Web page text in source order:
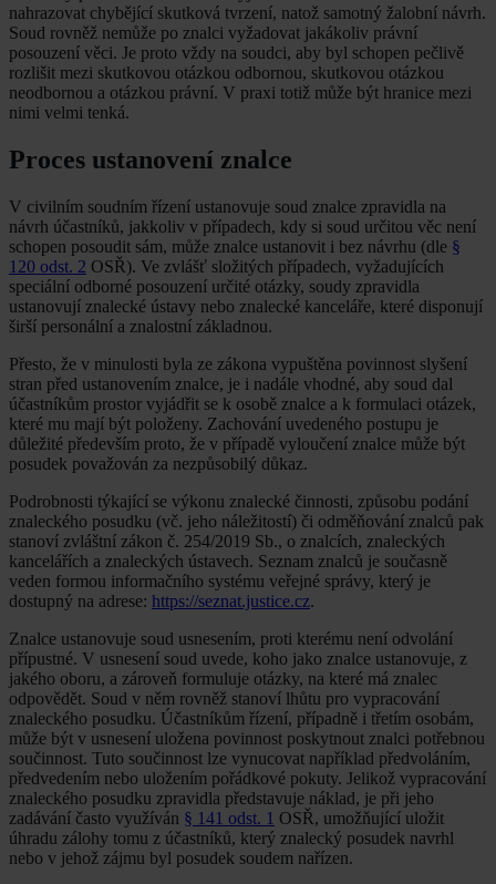
nahrazovat chybějící skutková tvrzení, natož samotný žalobní návrh.
Soud rovněž nemůže po znalci vyžadovat jakákoliv právní
posouzení věci. Je proto vždy na soudci, aby byl schopen pečlivě
rozlišit mezi skutkovou otázkou odbornou, skutkovou otázkou
neodbornou a otázkou právní. V praxi totiž může být hranice mezi
nimi velmi tenká.
Proces ustanovení znalce
V civilním soudním řízení ustanovuje soud znalce zpravidla na
návrh účastníků, jakkoliv v případech, kdy si soud určitou věc není
schopen posoudit sám, může znalce ustanovit i bez návrhu (dle §
120 odst. 2 OSŘ). Ve zvlášť složitých případech, vyžadujících
speciální odborné posouzení určité otázky, soudy zpravidla
ustanovují znalecké ústavy nebo znalecké kanceláře, které disponují
širší personální a znalostní základnou.
Přesto, že v minulosti byla ze zákona vypuštěna povinnost slyšení
stran před ustanovením znalce, je i nadále vhodné, aby soud dal
účastníkům prostor vyjádřit se k osobě znalce a k formulaci otázek,
které mu mají být položeny. Zachování uvedeného postupu je
důležité především proto, že v případě vyloučení znalce může být
posudek považován za nezpůsobilý důkaz.
Podrobnosti týkající se výkonu znalecké činnosti, způsobu podání
znaleckého posudku (vč. jeho náležitostí) či odměňování znalců pak
stanoví zvláštní zákon č. 254/2019 Sb., o znalcích, znaleckých
kancelářích a znaleckých ústavech. Seznam znalců je současně
veden formou informačního systému veřejné správy, který je
dostupný na adrese: https://seznat.justice.cz.
Znalce ustanovuje soud usnesením, proti kterému není odvolání
přípustné. V usnesení soud uvede, koho jako znalce ustanovuje, z
jakého oboru, a zároveň formuluje otázky, na které má znalec
odpovědět. Soud v něm rovněž stanoví lhůtu pro vypracování
znaleckého posudku. Účastníkům řízení, případně i třetím osobám,
může být v usnesení uložena povinnost poskytnout znalci potřebnou
součinnost. Tuto součinnost lze vynucovat například předvoláním,
předvedením nebo uložením pořádkové pokuty. Jelikož vypracování
znaleckého posudku zpravidla představuje náklad, je při jeho
zadávání často využíván § 141 odst. 1 OSŘ, umožňující uložit
úhradu zálohy tomu z účastníků, který znalecký posudek navrhl
nebo v jehož zájmu byl posudek soudem nařízen.